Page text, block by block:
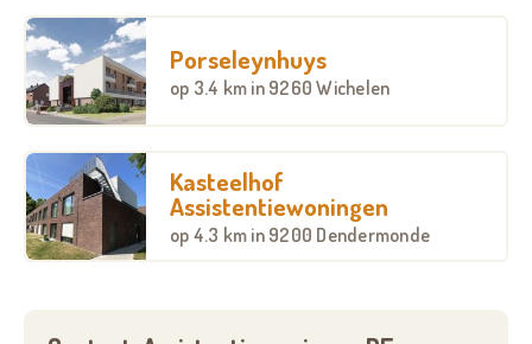
Porseleynhuys
op 3.4 km in 9260 Wichelen
Kasteelhof
Assistentiewoningen
op 4.3 km in 9200 Dendermonde